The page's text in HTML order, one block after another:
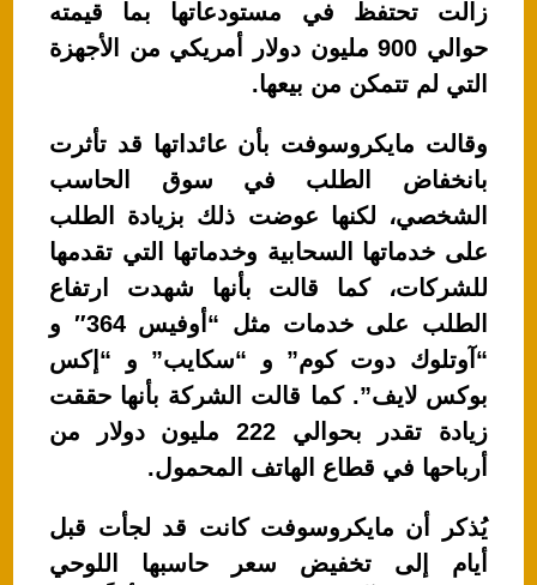
زالت تحتفظ في مستودعاتها بما قيمته
حوالي 900 مليون دولار أمريكي من الأجهزة
التي لم تتمكن من بيعها.
وقالت مايكروسوفت بأن عائداتها قد تأثرت
بانخفاض الطلب في سوق الحاسب
الشخصي، لكنها عوضت ذلك بزيادة الطلب
على خدماتها السحابية وخدماتها التي تقدمها
للشركات، كما قالت بأنها شهدت ارتفاع
الطلب على خدمات مثل “أوفيس 364″ و
“آوتلوك دوت كوم” و “سكايب” و “إكس
بوكس لايف”. كما قالت الشركة بأنها حققت
زيادة تقدر بحوالي 222 مليون دولار من
أرباحها في قطاع الهاتف المحمول.
يُذكر أن مايكروسوفت كانت قد لجأت قبل
أيام إلى تخفيض سعر حاسبها اللوحي